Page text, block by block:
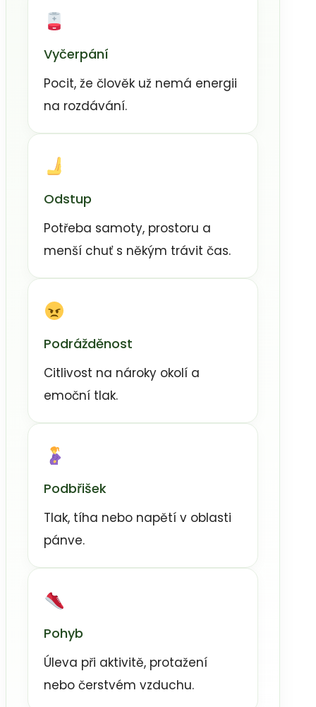
Vyčerpání
Pocit, že člověk už nemá energii
na rozdávání.
Odstup
Potřeba samoty, prostoru a
menší chuť s někým trávit čas.
Podrážděnost
Citlivost na nároky okolí a
emoční tlak.
Podbřišek
Tlak, tíha nebo napětí v oblasti
pánve.
Pohyb
Úleva při aktivitě, protažení
nebo čerstvém vzduchu.